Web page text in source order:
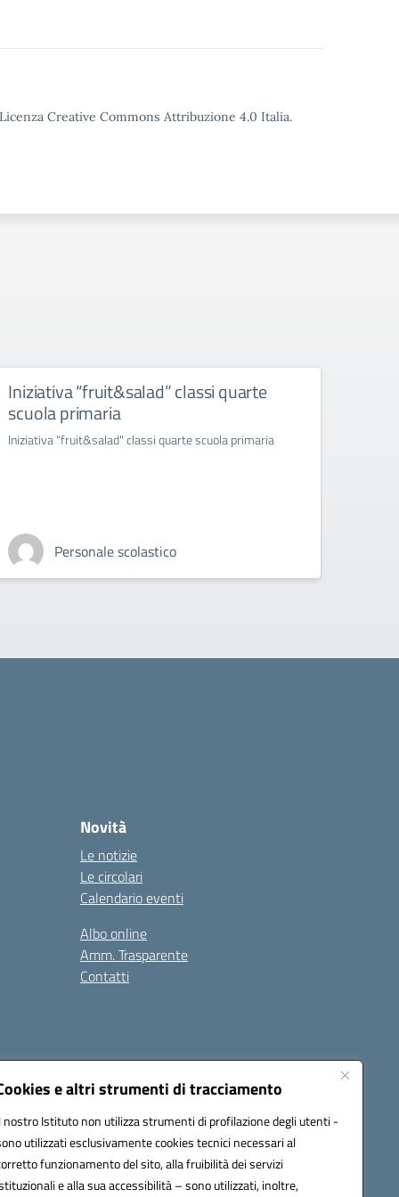
e altri strumenti di tracciamento
nostro Istituto non utilizza strumenti di profilazione degli utenti -
utilizzati esclusivamente cookies tecnici necessari al
funzionamento del sito, alla fruibilità dei servizi
e alla sua accessibilità – sono utilizzati, inoltre,
Creative Commons Attribuzione 4.0 Italia.
Iniziativa “fruit&salad” classi quarte
scuola primaria
Iniziativa "fruit&salad" classi quarte scuola primaria
Personale scolastico
Novità
Le notizie
Le circolari
Calendario eventi
Albo online
Amm. Trasparente
Contatti